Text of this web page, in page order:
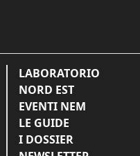
LABORATORIO
NORD EST
EVENTI NEM
LE GUIDE
I DOSSIER